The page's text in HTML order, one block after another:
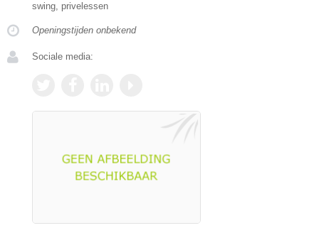
swing, privelessen
Openingstijden onbekend
Sociale media: